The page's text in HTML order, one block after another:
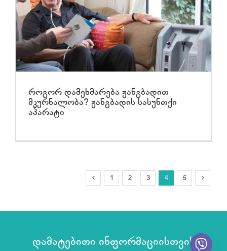
როგორ დამეხმარება ჟანგბადით
მკურნალობა? ჟანგბადის სასუნთქი
აპარატი
1 2 3 4 5
დამატებითი ინფორმაციისთვის